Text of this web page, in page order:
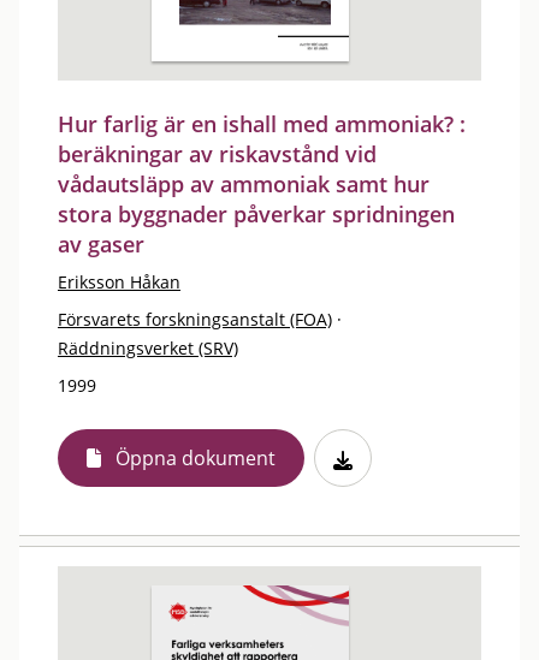
Hur farlig är en ishall med ammoniak? :
beräkningar av riskavstånd vid
vådautsläpp av ammoniak samt hur
stora byggnader påverkar spridningen
av gaser
Eriksson Håkan
Försvarets forskningsanstalt (FOA) ·
Räddningsverket (SRV)
1999
Öppna dokument